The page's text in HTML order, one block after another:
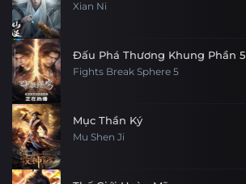
Xian Ni
Đấu Phá Thương Khung Phần 5
Fights Break Sphere 5
Mục Thần Ký
Mu Shen Ji